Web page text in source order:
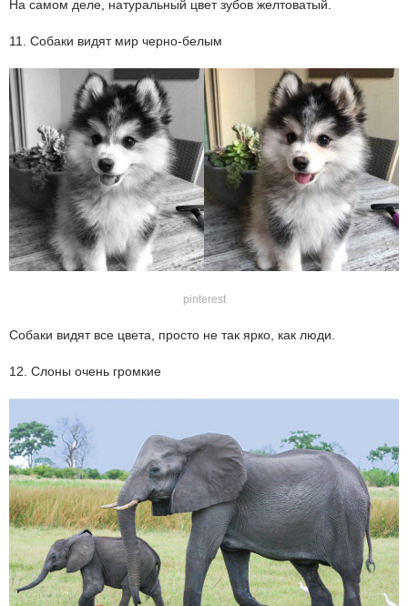
На самом деле, натуральный цвет зубов желтоватый.
11. Собаки видят мир черно-белым
pinterest
Собаки видят все цвета, просто не так ярко, как люди.
12. Слоны очень громкие